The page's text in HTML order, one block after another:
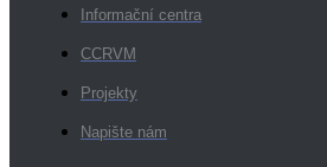
Informační centra
CCRVM
Projekty
Napište nám